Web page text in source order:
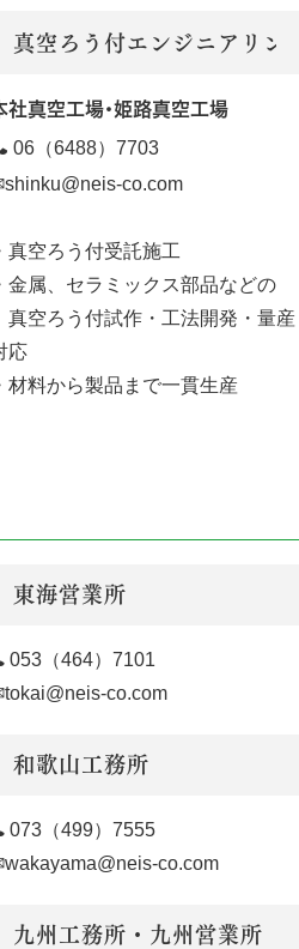
真空ろう付エンジニアリング
社真空工場・姫路真空工場
06（6488）7703
co.com
真空ろう付受託施工
金属、セラミックス部品などの
真空ろう付試作・工法開発・量産
応
材料から製品まで一貫生産
東海営業所
053（464）7101
co.com
和歌山工務所
073（499）7555
co.com
九州工務所・九州営業所